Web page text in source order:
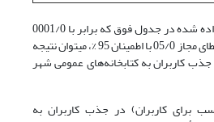
با توجه به سطح معناداری داده شده در جدول فوق که برابر با 0001/0
است و مقایسة آن با میزان خطای مجاز 05/0 با اطمینان 95 %، می­توان نتیجه
کاربران به کتابخانه‌های عمومی شهر
برای کاربران) در جذب کاربران به